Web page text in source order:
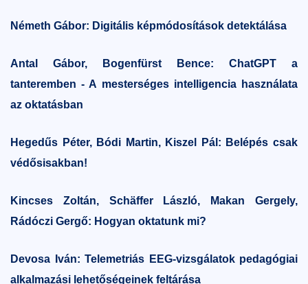
Németh Gábor: Digitális képmódosítások detektálása
Antal Gábor, Bogenfürst Bence: ChatGPT a
tanteremben - A mesterséges intelligencia használata
az oktatásban
Hegedűs Péter, Bódi Martin, Kiszel Pál: Belépés csak
védősisakban!
Kincses Zoltán, Schäffer László, Makan Gergely,
Rádóczi Gergő: Hogyan oktatunk mi?
Devosa Iván: Telemetriás EEG-vizsgálatok pedagógiai
alkalmazási lehetőségeinek feltárása